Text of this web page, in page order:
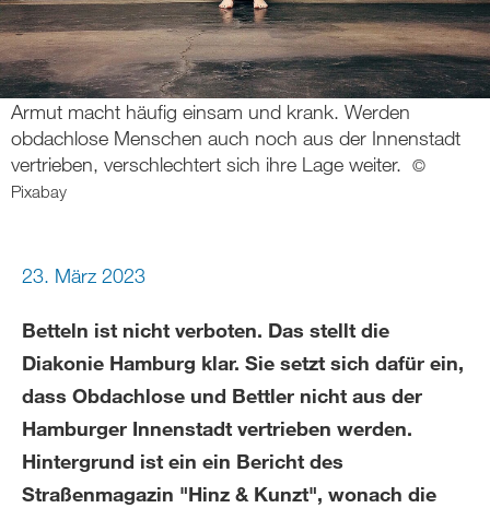
Armut macht häufig einsam und krank. Werden
obdachlose Menschen auch noch aus der Innenstadt
vertrieben, verschlechtert sich ihre Lage weiter.
©
Pixabay
23. März 2023
Betteln ist nicht verboten. Das stellt die
Diakonie Hamburg klar. Sie setzt sich dafür ein,
dass Obdachlose und Bettler nicht aus der
Hamburger Innenstadt vertrieben werden.
Hintergrund ist ein ein Bericht des
Straßenmagazin "Hinz & Kunzt", wonach die